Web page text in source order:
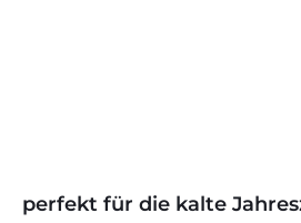
Produktgalerie überspringen
perfekt für die kalte